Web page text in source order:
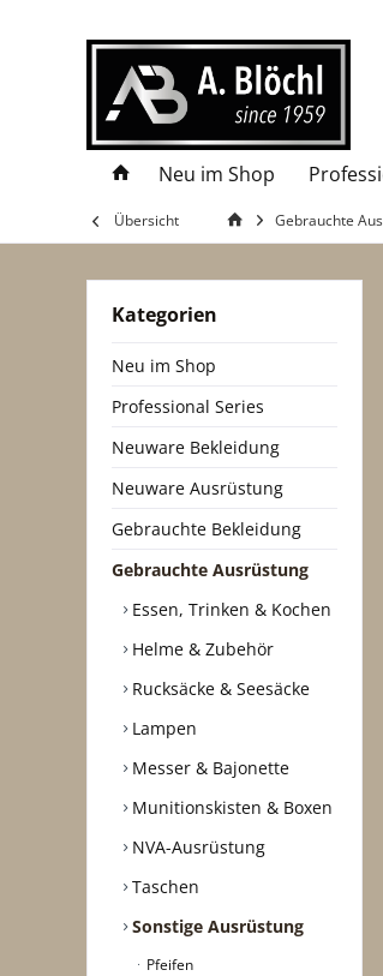
Neu im Shop
Übersicht Gebrauchte
Kategorien
Neu im Shop
Professional Series
Neuware Bekleidung
Neuware Ausrüstung
Gebrauchte Bekleidung
Gebrauchte Ausrüstung
Essen, Trinken & Kochen
Helme & Zubehör
Rucksäcke & Seesäcke
Lampen
Messer & Bajonette
Munitionskisten & Boxen
NVA-Ausrüstung
Taschen
Sonstige Ausrüstung
Pfeifen